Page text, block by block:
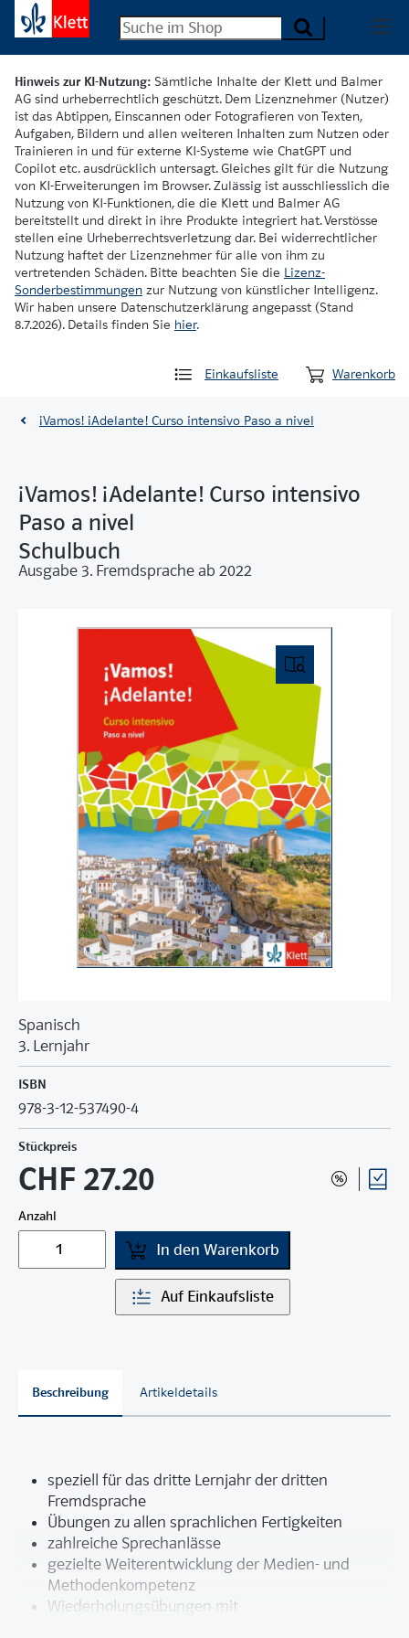
Hinweis zur KI-Nutzung: Sämtliche Inhalte der Klett und Balmer
AG sind urheberrechtlich geschützt. Dem Lizenznehmer (Nutzer)
ist das Abtippen, Einscannen oder Fotografieren von Texten,
Aufgaben, Bildern und allen weiteren Inhalten zum Nutzen oder
Trainieren in und für externe KI-Systeme wie ChatGPT und
Copilot etc. ausdrücklich untersagt. Gleiches gilt für die Nutzung
von KI-Erweiterungen im Browser. Zulässig ist ausschliesslich die
Nutzung von KI-Funktionen, die die Klett und Balmer AG
bereitstellt und direkt in ihre Produkte integriert hat. Verstösse
stellen eine Urheberrechtsverletzung dar. Bei widerrechtlicher
Nutzung haftet der Lizenznehmer für alle von ihm zu
vertretenden Schäden. Bitte beachten Sie die Lizenz-
Sonderbestimmungen zur Nutzung von künstlicher Intelligenz.
Wir haben unsere Datenschutzerklärung angepasst (Stand
8.7.2026). Details finden Sie hier.
Einkaufsliste Warenkorb
¡Vamos! ¡Adelante! Curso intensivo Paso a nivel
¡Vamos! ¡Adelante! Curso intensivo
Paso a nivel
Schulbuch
Ausgabe 3. Fremdsprache ab 2022
Spanisch
3. Lernjahr
ISBN
978-3-12-537490-4
Stückpreis
CHF 27.20
Anzahl
In den Warenkorb
Auf Einkaufsliste
Beschreibung Artikeldetails
speziell für das dritte Lernjahr der dritten
Fremdsprache
Übungen zu allen sprachlichen Fertigkeiten
zahlreiche Sprechanlässe
gezielte Weiterentwicklung der Medien- und
Methodenkompetenz
Wiederholungsübungen mit